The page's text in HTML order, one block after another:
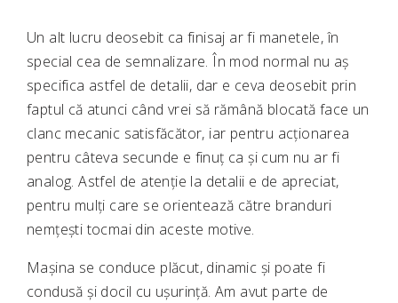
Un alt lucru deosebit ca finisaj ar fi manetele, în
special cea de semnalizare. În mod normal nu aș
specifica astfel de detalii, dar e ceva deosebit prin
faptul că atunci când vrei să rămână blocată face un
clanc mecanic satisfăcător, iar pentru acționarea
pentru câteva secunde e finuț ca și cum nu ar fi
analog. Astfel de atenție la detalii e de apreciat,
pentru mulți care se orientează către branduri
nemțești tocmai din aceste motive.
Mașina se conduce plăcut, dinamic și poate fi
condusă și docil cu ușurință. Am avut parte de